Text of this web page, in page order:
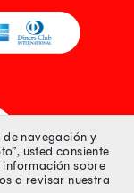
de navegación y
usted consiente
información sobre
a revisar nuestra